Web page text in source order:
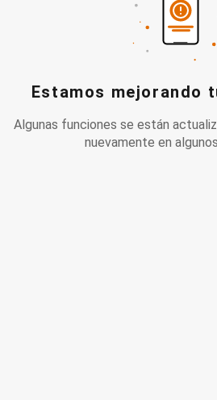
Estamos mejorando
Algunas funciones se están
nuevamente en